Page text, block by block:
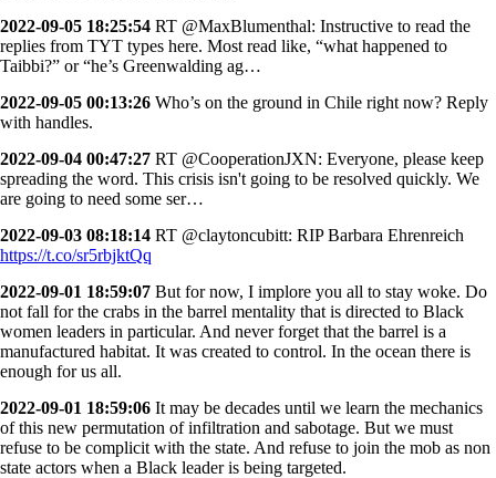
2022-09-05 18:25:54 RT @MaxBlumenthal: Instructive to read the
replies from TYT types here. Most read like, “what happened to
Taibbi?” or “he’s Greenwalding ag…
2022-09-05 00:13:26 Who’s on the ground in Chile right now? Reply
with handles.
2022-09-04 00:47:27 RT @CooperationJXN: Everyone, please keep
spreading the word. This crisis isn't going to be resolved quickly. We
are going to need some ser…
2022-09-03 08:18:14 RT @claytoncubitt: RIP Barbara Ehrenreich
https://t.co/sr5rbjktQq
2022-09-01 18:59:07 But for now, I implore you all to stay woke. Do
not fall for the crabs in the barrel mentality that is directed to Black
women leaders in particular. And never forget that the barrel is a
manufactured habitat. It was created to control. In the ocean there is
enough for us all.
2022-09-01 18:59:06 It may be decades until we learn the mechanics
of this new permutation of infiltration and sabotage. But we must
refuse to be complicit with the state. And refuse to join the mob as non
state actors when a Black leader is being targeted.